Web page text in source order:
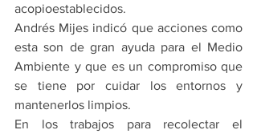
acopioestablecidos.
Andrés Mijes indicó que acciones como
esta son de gran ayuda para el Medio
Ambiente y que es un compromiso que
se tiene por cuidar los entornos y
mantenerlos limpios.
En los trabajos para recolectar el